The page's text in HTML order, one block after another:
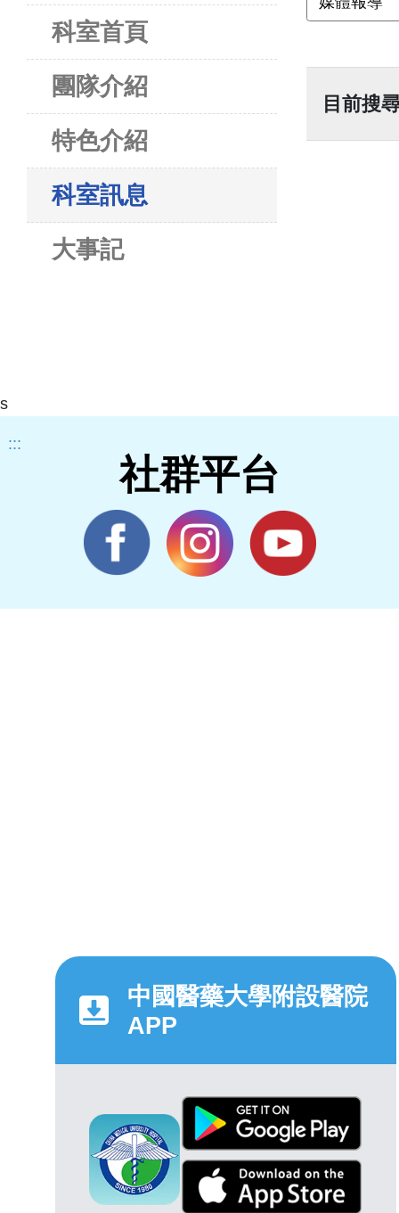
科室首頁
團隊介紹
特色介紹
科室訊息
大事記
目前搜
s
:::
社群平台
中國醫藥大學附設醫院
APP